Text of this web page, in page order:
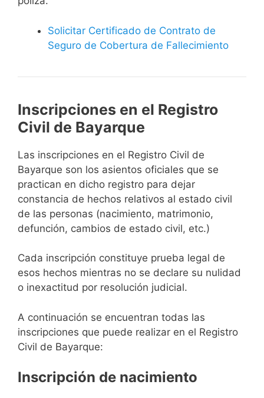
Solicitar Certificado de Contrato de
Seguro de Cobertura de Fallecimiento
Inscripciones en el Registro
Civil de Bayarque
Las inscripciones en el Registro Civil de
Bayarque son los asientos oficiales que se
practican en dicho registro para dejar
constancia de hechos relativos al estado civil
de las personas (nacimiento, matrimonio,
defunción, cambios de estado civil, etc.)
Cada inscripción constituye prueba legal de
esos hechos mientras no se declare su nulidad
o inexactitud por resolución judicial.
A continuación se encuentran todas las
inscripciones que puede realizar en el Registro
Civil de Bayarque:
Inscripción de nacimiento